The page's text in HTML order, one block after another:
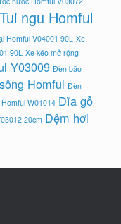
Tui ngu Homful
Homful V04001 90L Xe
90L Xe kéo mở rộng
Y03009 Đèn bão
Homful Đèn
W01014 Đĩa gỗ
20cm Đệm hơi